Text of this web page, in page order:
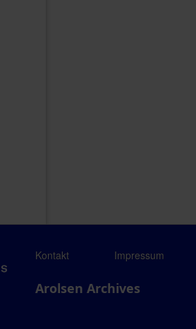
Kontakt Impressum
Arolsen Archives